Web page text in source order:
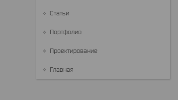
Статьи
Портфолио
Проектирование
Главная